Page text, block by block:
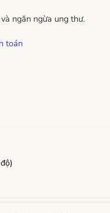
ngăn ngừa ung thư.
toán